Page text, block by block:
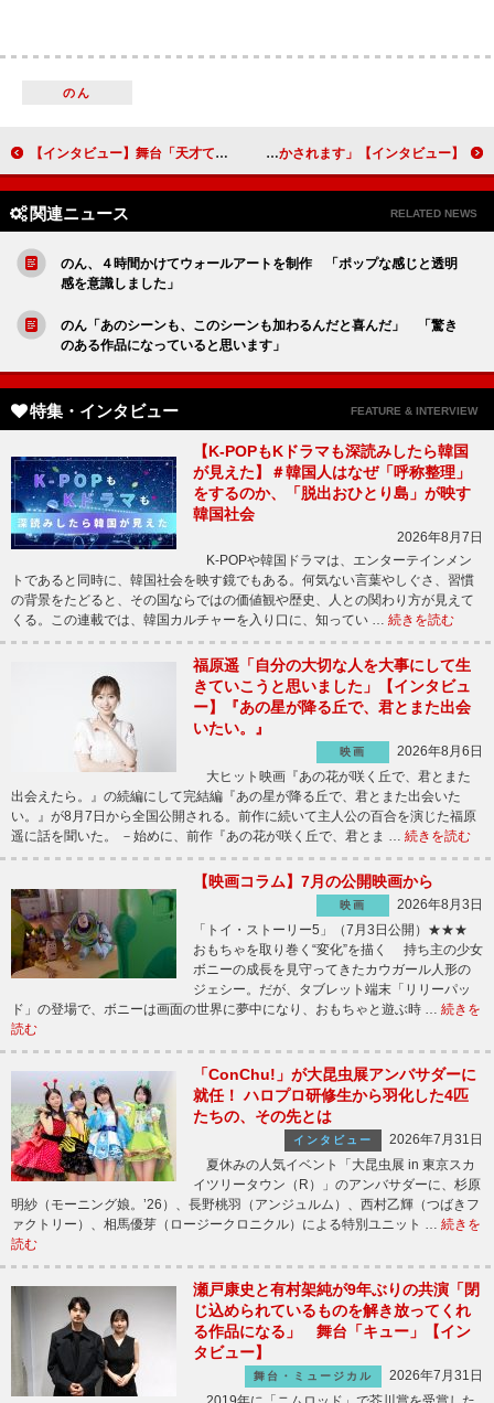
のん
【インタビュー】舞台「天才てれびくんthe STAGE」横山だいすけ「『天てれ』と11代目歌のお兄さんのコラボが生み出す化学反応はここでしか見られない」 【インタビュー】映画『スター・ウォーズ／スカイウォーカーの夜明け』デイジー・リドリー「レイが模索した答えが本作で明かされます」
関連ニュース RELATED NEWS
のん、４時間かけてウォールアートを制作 「ポップな感じと透明
感を意識しました」
のん「あのシーンも、このシーンも加わるんだと喜んだ」 「驚き
のある作品になっていると思います」
特集・インタビュー FEATURE & INTERVIEW
【K-POPもKドラマも深読みしたら韓国
が見えた】＃韓国人はなぜ「呼称整理」
をするのか、「脱出おひとり島」が映す
韓国社会
2026年8月7日
K-POPや韓国ドラマは、エンターテインメン
トであると同時に、韓国社会を映す鏡でもある。何気ない言葉やしぐさ、習慣
の背景をたどると、その国ならではの価値観や歴史、人との関わり方が見えて
くる。この連載では、韓国カルチャーを入り口に、知ってい … 続きを読む
福原遥「自分の大切な人を大事にして生
きていこうと思いました」【インタビュ
ー】『あの星が降る丘で、君とまた出会
いたい。』
映画
2026年8月6日
大ヒット映画『あの花が咲く丘で、君とまた
出会えたら。』の続編にして完結編『あの星が降る丘で、君とまた出会いた
い。』が8月7日から全国公開される。前作に続いて主人公の百合を演じた福原
遥に話を聞いた。 －始めに、前作『あの花が咲く丘で、君とま … 続きを読む
【映画コラム】7月の公開映画から
映画
2026年8月3日
「トイ・ストーリー5」（7月3日公開）★★★
おもちゃを取り巻く“変化”を描く 持ち主の少女
ボニーの成長を見守ってきたカウガール人形の
ジェシー。だが、タブレット端末「リリーパッ
ド」の登場で、ボニーは画面の世界に夢中になり、おもちゃと遊ぶ時 … 続きを
読む
「ConChu!」が大昆虫展アンバサダーに
就任！ ハロプロ研修生から羽化した4匹
たちの、その先とは
インタビュー
2026年7月31日
夏休みの人気イベント「大昆虫展 in 東京スカ
イツリータウン（R）」のアンバサダーに、杉原
明紗（モーニング娘。’26）、長野桃羽（アンジュルム）、西村乙輝（つばきフ
ァクトリー）、相馬優芽（ロージークロニクル）による特別ユニット … 続きを
読む
瀬戸康史と有村架純が9年ぶりの共演「閉
じ込められているものを解き放ってくれ
る作品になる」 舞台「キュー」【イン
タビュー】
舞台・ミュージカル
2026年7月31日